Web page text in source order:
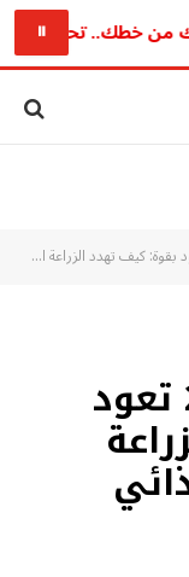
تحديث بيانات⏸
ظاهرة النينيو 2026 تعود